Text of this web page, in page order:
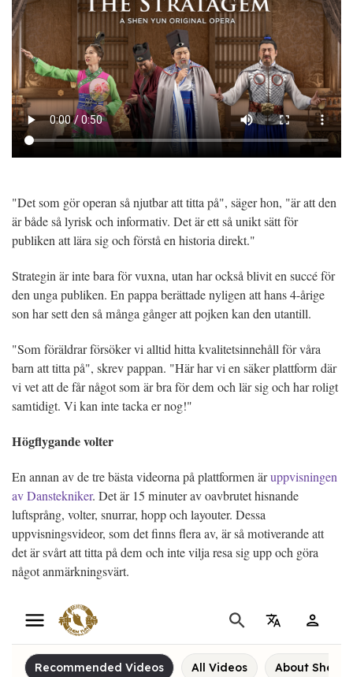
"Det som gör operan så njutbar att titta på", säger hon, "är att den
är både så lyrisk och informativ. Det är ett så unikt sätt för
publiken att lära sig och förstå en historia direkt."
Strategin är inte bara för vuxna, utan har också blivit en succé för
den unga publiken. En pappa berättade nyligen att hans 4-årige
son har sett den så många gånger att pojken kan den utantill.
"Som föräldrar försöker vi alltid hitta kvalitetsinnehåll för våra
barn att titta på", skrev pappan. "Här har vi en säker plattform där
vi vet att de får något som är bra för dem och lär sig och har roligt
samtidigt. Vi kan inte tacka er nog!"
Högflygande volter
En annan av de tre bästa videorna på plattformen äruppvisningen
av Danstekniker. Det är 15 minuter av oavbrutet hisnande
luftsprång, volter, snurrar, hopp och layouter. Dessa
uppvisningsvideor, som det finns flera av, är så motiverande att
det är svårt att titta på dem och inte vilja resa sig upp och göra
något anmärkningsvärt.